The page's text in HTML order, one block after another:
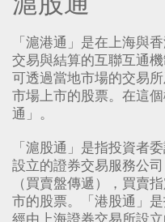
滬股通
「滬港通」是在上海與
交易與結算的互聯互通
可透過當地市場的交易
市場上市的股票。在這
通」。
「滬股通」是指投資者
設立的證券交易服務公
（買賣盤傳遞），買賣
市的股票。「港股通」